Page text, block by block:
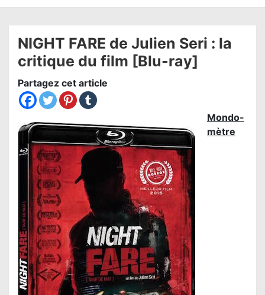
NIGHT FARE de Julien Seri : la
critique du film [Blu-ray]
Partagez cet article
Mondo-
mètre